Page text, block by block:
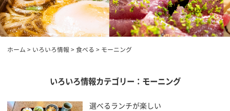
ホーム > いろいろ情報 > 食べる > モーニング
いろいろ情報カテゴリー：モーニング
選べるランチが楽しい